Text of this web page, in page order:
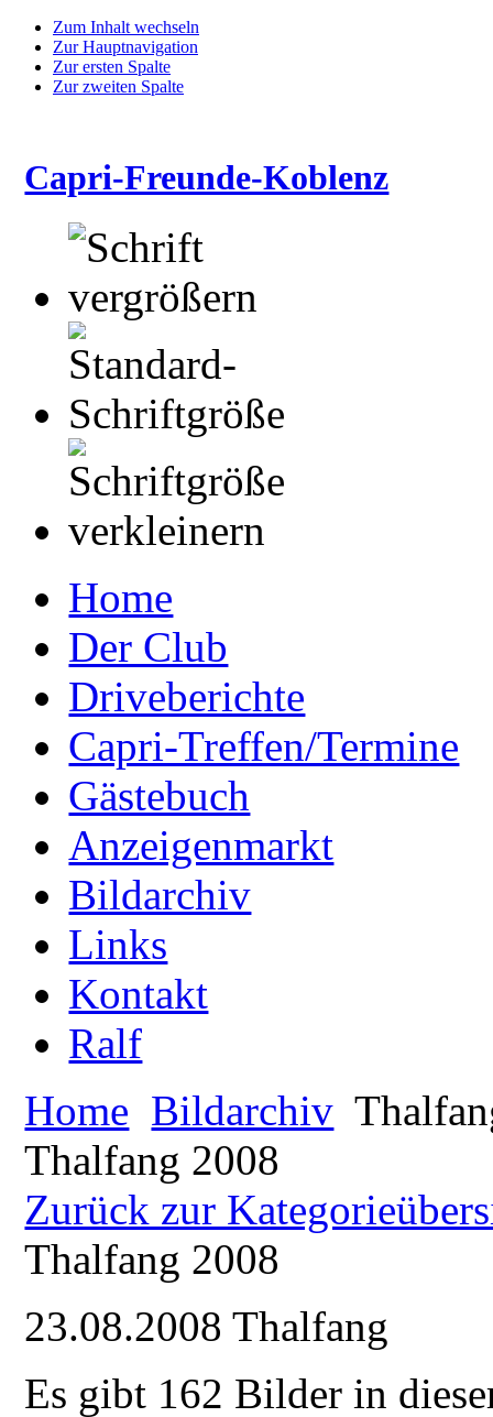
Zum Inhalt wechseln
Zur Hauptnavigation
Zur ersten Spalte
Zur zweiten Spalte
Capri-Freunde-Koblenz
Home
Der Club
Driveberichte
Capri-Treffen/Termine
Gästebuch
Anzeigenmarkt
Bildarchiv
Links
Kontakt
Ralf
Home Bildarchiv
Thalfang 2008
Zurück zur
Thalfang 2008
23.08.2008 Thalfang
Es gibt 162 Bilder in